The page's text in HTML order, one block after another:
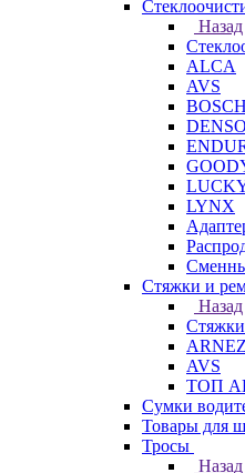
Назад
ALCA
AVS
BOSCH
DENSO
LYNX
Стяжки и
Назад
Стяжки
AVS
ТОП
Сумки
Товары для
Тросы
Назад